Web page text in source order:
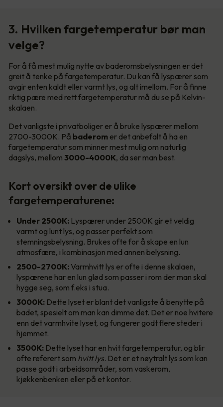
3. Hvilken fargetemperatur bør man
velge?
For å få mest mulig nytte av baderomsbelysningen er det
greit å tenke på fargetemperatur. Du kan få lyspærer som
avgir enten kaldt eller varmt lys, og alt imellom. For å finne
riktig pære med rett fargetemperatur må du se på Kelvin-
skalaen.
Det vanligste i privatboliger er å bruke lyspærer mellom
2700-3000K. På baderom er det anbefalt å ha en
fargetemperatur som minner mest mulig om naturlig
dagslys, mellom 3000-4000K, da ser man best.
Kort oversikt over de ulike
fargetemperaturene:
Under 2500K: Lyspærer under 2500K gir et veldig
varmt og lunt lys, og passer perfekt som
stemningsbelysning. Brukes ofte for å skape en lun
atmosfære, i kombinasjon med annen belysning.
2500-2700K: Varmhvitt lys er ofte i denne skalaen,
lyspærene har en lun glød som passer i rom der man skal
hygge seg, som f.eks i stua.
3000K: Dette lyset er blant det vanligste å benytte på
badet, spesielt om man kan dimme det. Det er noe hvitere
enn det varmhvite lyset, og fungerer godt flere steder i
hjemmet.
3500K: Dette lyset har en hvit fargetemperatur, og blir
ofte referert som hvitt lys. Det er et nøytralt lys som kan
passe godt i arbeidsområder, som vaskerom,
kjøkkenbenken eller på et kontor.